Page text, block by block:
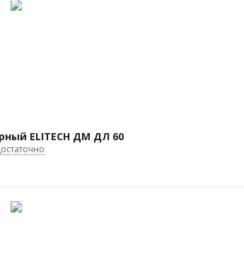
ELITECH ДМ ДЛ 60